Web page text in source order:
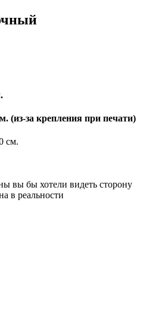
(из-за крепления при печати)
см.
вы бы хотели видеть сторону
в реальности